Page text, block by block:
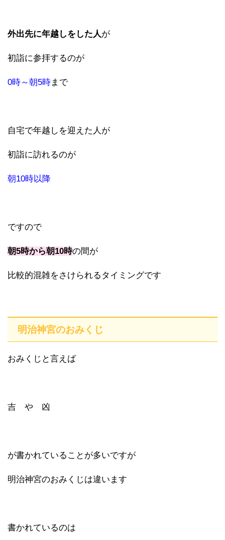
外出先に年越しをした人が
初詣に参拝するのが
0時～朝5時まで
自宅で年越しを迎えた人が
初詣に訪れるのが
朝10時以降
ですので
朝5時から朝10時の間が
比較的混雑をさけられるタイミングです
明治神宮のおみくじ
おみくじと言えば
吉 や 凶
が書かれていることが多いですが
明治神宮のおみくじは違います
書かれているのは